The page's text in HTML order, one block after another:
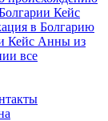
Кейс
в Болгарию
Кейс Анны из
все